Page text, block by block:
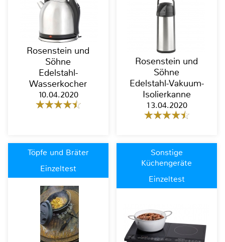
Rosenstein und
Söhne
Edelstahl-
Wasserkocher
10.04.2020
Rosenstein und
Söhne
Edelstahl-Vakuum-
Isolierkanne
13.04.2020
Töpfe und Bräter
Einzeltest
Sonstige
Küchengeräte
Einzeltest